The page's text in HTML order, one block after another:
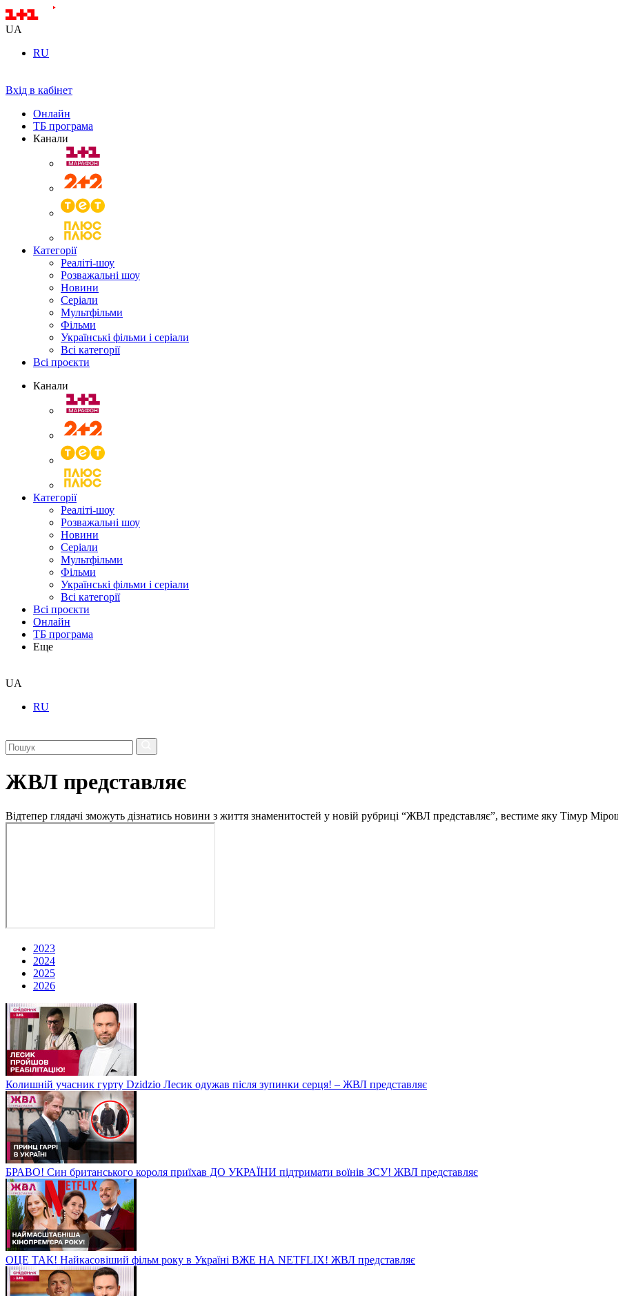
UA
RU
Вхід в кабінет
Онлайн
ТБ програма
Канали
Категорії
Реаліті-шоу
Розважальні шоу
Новини
Серіали
Мультфільми
Фільми
Українські фільми і серіали
Всі категорії
Всі проєкти
Канали
Категорії
Реаліті-шоу
Розважальні шоу
Новини
Серіали
Мультфільми
Фільми
Українські фільми і серіали
Всі категорії
Всі проєкти
Онлайн
ТБ програма
Еще
UA
RU
ЖВЛ представляє
Відтепер глядачі зможуть дізнатись новини з життя знаменитостей у новій рубриці “ЖВЛ представляє”, вестиме яку Тімур
2023
2024
2025
2026
Колишній учасник гурту Dzidzio Лесик одужав після зупинки серця! – ЖВЛ представляє
БРАВО! Син британського короля приїхав ДО УКРАЇНИ підтримати воїнів ЗСУ! ЖВЛ представляє
ОЦЕ ТАК! Найкасовіший фільм року в Україні ВЖЕ НА NETFLIX! ЖВЛ представляє